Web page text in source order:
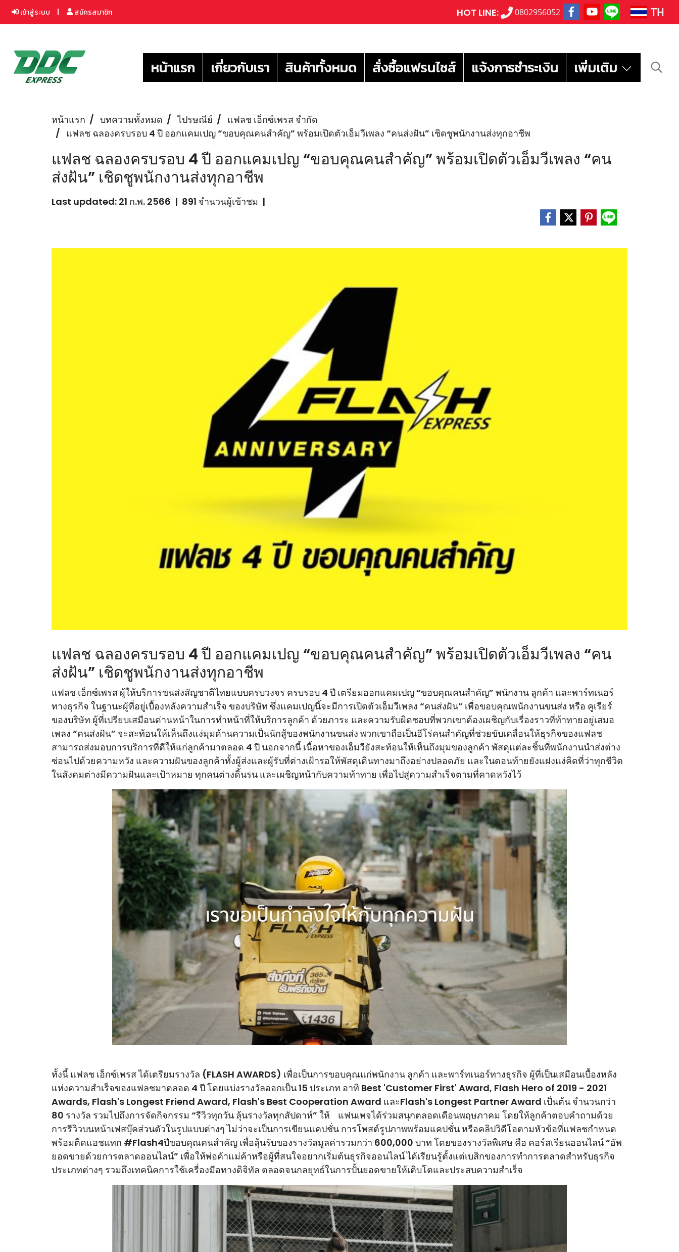
เข้าสู่ระบบ สมัครสมาชิก HOT LINE: 0802956052 TH
หน้าแรก เกี่ยวกับเรา สินค้าทั้งหมด สั่งซื้อแฟรนไชส์ แจ้งการชำระเงิน เพิ่มเติม
หน้าแรก บทความทั้งหมด ไปรษณีย์
แฟลช เอ็กซ์เพรส จำกัด
แฟลช ฉลองครบรอบ 4 ปี ออกแคมเปญ “ขอบคุณคนสำคัญ” พร้อมเปิดตัวเอ็มวีเพลง “คนส่งฝัน” เชิดชูพนักงานส่งทุกอาชีพ
แฟลช ฉลองครบรอบ 4 ปี ออกแคมเปญ “ขอบคุณคนสำคัญ” พร้อมเปิดตัวเอ็มวีเพลง “คน
ส่งฝัน” เชิดชูพนักงานส่งทุกอาชีพ
Last updated: 21 ก.พ. 2566 | 891 จำนวนผู้เข้าชม |
แฟลช ฉลองครบรอบ 4 ปี ออกแคมเปญ “ขอบคุณคนสำคัญ” พร้อมเปิดตัวเอ็มวีเพลง “คน
ส่งฝัน” เชิดชูพนักงานส่งทุกอาชีพ
แฟลช เอ็กซ์เพรส ผู้ให้บริการขนส่งสัญชาติไทยแบบครบวงจร ครบรอบ 4 ปี เตรียมออกแคมเปญ “ขอบคุณคนสำคัญ” พนักงาน ลูกค้า และพาร์ทเนอร์
ทางธุรกิจ ในฐานะผู้ที่อยู่เบื้องหลังความสำเร็จ ของบริษัท ซึ่งแคมเปญนี้จะมีการเปิดตัวเอ็มวีเพลง “คนส่งฝัน” เพื่อขอบคุณพนักงานขนส่ง หรือ คูเรียร์
ของบริษัท ผู้ที่เปรียบเสมือนด่านหน้าในการทำหน้าที่ให้บริการลูกค้า ด้วยภาระ และความรับผิดชอบที่พวกเขาต้องเผชิญกับเรื่องราวที่ท้าทายอยู่เสมอ
เพลง “คนส่งฝัน” จะสะท้อนให้เห็นถึงแง่มุมด้านความเป็นนักสู้ของพนักงานขนส่ง พวกเขาถือเป็นฮีโร่คนสำคัญที่ช่วยขับเคลื่อนให้ธุรกิจของแฟลช
สามารถส่งมอบการบริการที่ดีให้แก่ลูกค้ามาตลอด 4 ปี นอกจากนี้ เนื้อหาของเอ็มวียังสะท้อนให้เห็นถึงมุมของลูกค้า พัสดุแต่ละชิ้นที่พนักงานนำส่งต่าง
ซ่อนไปด้วยความหวัง และความฝันของลูกค้าทั้งผู้ส่งและผู้รับที่ต่างเฝ้ารอให้พัสดุเดินทางมาถึงอย่างปลอดภัย และในตอนท้ายยังแฝงแง่คิดที่ว่าทุกชีวิต
ในสังคมต่างมีความฝันและเป้าหมาย ทุกคนต่างดิ้นรน และเผชิญหน้ากับความท้าทาย เพื่อไปสู่ความสำเร็จตามที่คาดหวังไว้
ทั้งนี้ แฟลช เอ็กซ์เพรส ได้เตรียมรางวัล (FLASH AWARDS) เพื่อเป็นการขอบคุณแก่พนักงาน ลูกค้า และพาร์ทเนอร์ทางธุรกิจ ผู้ที่เป็นเสมือนเบื้องหลัง
แห่งความสำเร็จของแฟลชมาตลอด 4 ปี โดยแบ่งรางวัลออกเป็น 15 ประเภท อาทิ Best 'Customer First' Award, Flash Hero of 2019 - 2021
Awards, Flash's Longest Friend Award, Flash's Best Cooperation Award และFlash's Longest Partner Award เป็นต้น จำนวนกว่า
80 รางวัล รวมไปถึงการจัดกิจกรรม “รีวิวทุกวัน ลุ้นรางวัลทุกสัปดาห์” ให้ แฟนเพจได้ร่วมสนุกตลอดเดือนพฤษภาคม โดยให้ลูกค้าตอบคำถามด้วย
การรีวิวบนหน้าเฟสบุ๊คส่วนตัวในรูปแบบต่างๆ ไม่ว่าจะเป็นการเขียนแคปชั่น การโพสต์รูปภาพพร้อมแคปชั่น หรือคลิปวิดีโอตามหัวข้อที่แฟลชกำหนด
พร้อมติดแฮชแทก #Flash4ปีขอบคุณคนสำคัญ เพื่อลุ้นรับของรางวัลมูลค่ารวมกว่า 600,000 บาท โดยของรางวัลพิเศษ คือ คอร์สเรียนออนไลน์ “อัพ
ยอดขายด้วยการตลาดออนไลน์” เพื่อให้พ่อค้าแม่ค้าหรือผู้ที่สนใจอยากเริ่มต้นธุรกิจออนไลน์ ได้เรียนรู้ตั้งแต่เบสิกของการทำการตลาดสำหรับธุรกิจ
ประเภทต่างๆ รวมถึงเทคนิคการใช้เครื่องมือทางดิจิทัล ตลอดจนกลยุทธ์ในการปั้นยอดขายให้เติบโตและประสบความสำเร็จ